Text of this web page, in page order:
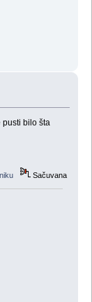
bilo šta
Sačuvana